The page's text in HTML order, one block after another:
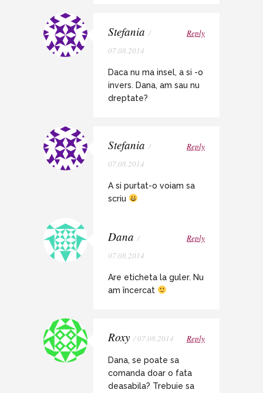
Stefania /
07.08.2014
Reply
Daca nu ma insel, a si -o
invers. Dana, am sau nu
dreptate?
Stefania /
07.08.2014
Reply
A si purtat-o voiam sa
scriu
Dana /
07.08.2014
Reply
Are eticheta la guler. Nu
am încercat
Roxy / 07.08.2014 Reply
Dana, se poate sa
comanda doar o fata
deasabila? Trebuie sa